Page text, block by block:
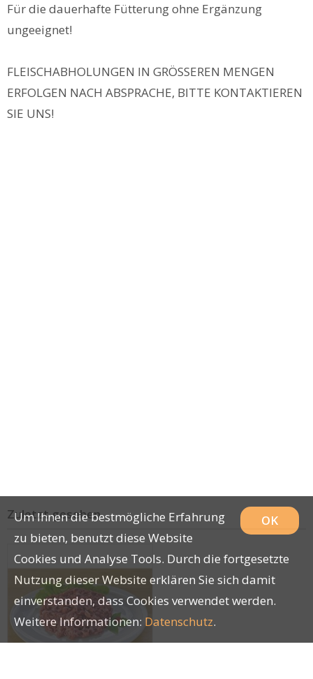
Für die dauerhafte Fütterung ohne Ergänzung
ungeeignet!
FLEISCHABHOLUNGEN IN GRÖSSEREN MENGEN
ERFOLGEN NACH ABSPRACHE, BITTE KONTAKTIEREN
SIE UNS!
Zuletzt gesehen OK
Um Ihnen die bestmögliche Erfahrung
zu bieten, benutzt diese Website
Cookies und Analyse Tools. Durch die fortgesetzte
Nutzung dieser Website erklären Sie sich damit
einverstanden, dass Cookies verwendet werden.
Weitere Informationen: Datenschutz.